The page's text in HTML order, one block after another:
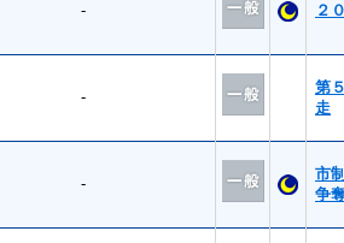
- ２
-
第
走
-
市
争